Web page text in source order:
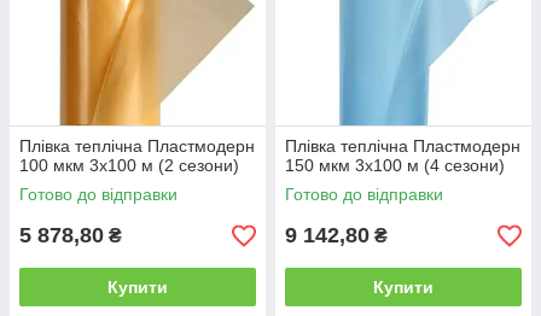
Плівка теплічна Пластмодерн
100 мкм 3х100 м (2 сезони)
Готово до відправки
5 878,80 ₴
Купити
Плівка теплічна Пластмодерн
150 мкм 3х100 м (4 сезони)
Готово до відправки
9 142,80 ₴
Купити